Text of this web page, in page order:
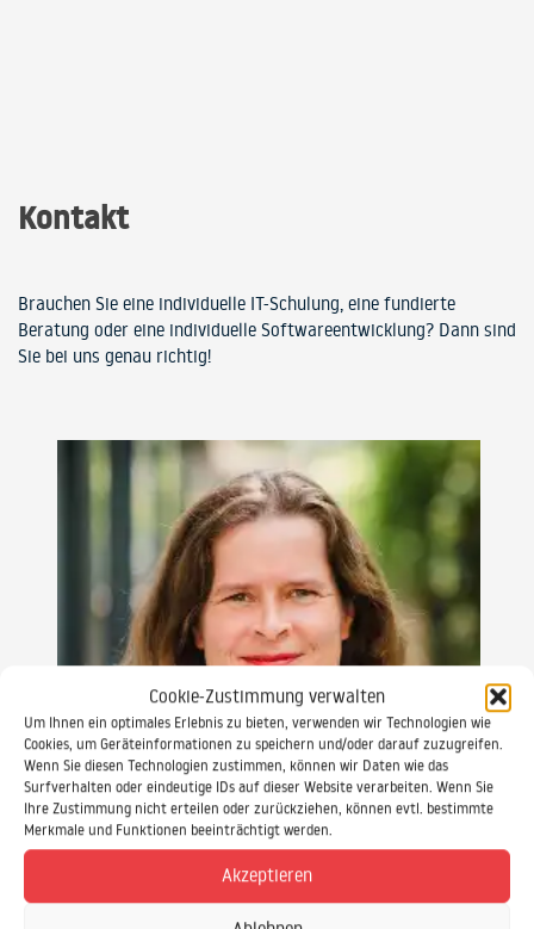
Cookie-Zustimmung verwalten
Um Ihnen ein optimales Erlebnis zu bieten, verwenden wir Technologien wie
Cookies, um Geräteinformationen zu speichern und/oder darauf zuzugreifen.
Wenn Sie diesen Technologien zustimmen, können wir Daten wie das
Surfverhalten oder eindeutige IDs auf dieser Website verarbeiten. Wenn Sie
Ihre Zustimmung nicht erteilen oder zurückziehen, können evtl. bestimmte
Merkmale und Funktionen beeinträchtigt werden.
Akzeptieren
Kontakt
Brauchen Sie eine individuelle IT-Schulung, eine fundierte
Beratung oder eine individuelle Softwareentwicklung? Dann sind
Sie bei uns genau richtig!
Gabriele Keiff